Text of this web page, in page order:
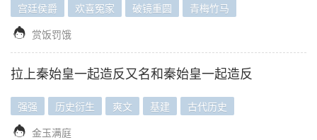
宫廷侯爵 欢喜冤家 破镜重圆 青梅竹马
 赏饭罚饿
拉上秦始皇一起造反又名和秦始皇一起造反
强强 历史衍生 爽文 基建 古代历史
 金玉满庭